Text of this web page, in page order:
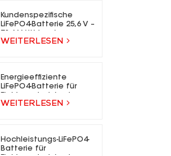
Kundenspezifische
LiFePO4-Batterie 25,6 V –
Gabelstaplerbatterie
WEITERLESEN
Energieeffiziente
LiFePO4-Batterie für
WEITERLESEN
Hochleistungs-LiFePO4-
Batterie für